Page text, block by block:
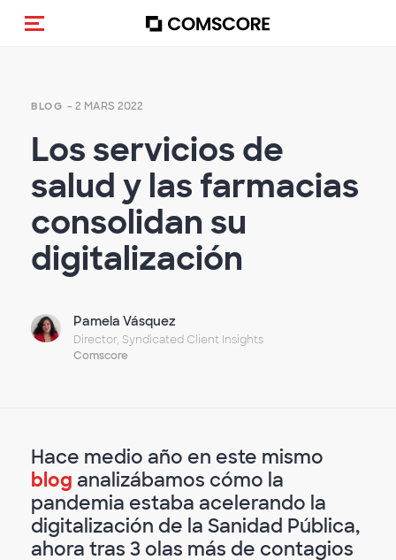
(Des)activer la navigation
BLOG - 2 MARS 2022
Los servicios de
salud y las farmacias
consolidan su
digitalización
Pamela Vásquez
Director, Syndicated Client Insights
Comscore
Hace medio año en este mismo
blog analizábamos cómo la
pandemia estaba acelerando la
digitalización de la Sanidad Pública,
ahora tras 3 olas más de contagios